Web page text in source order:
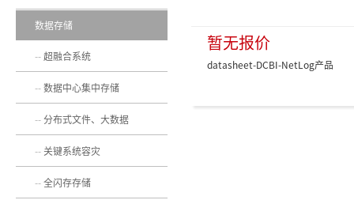
暂无报价
datasheet-DCBI-NetLog产品
数据存储
超融合系统
数据中心集中存储
分布式文件、大数据
关键系统容灾
全闪存存储